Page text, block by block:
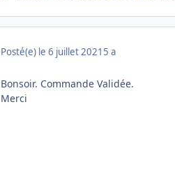
Posté(e) le 6 juillet 2021 5 a
Bonsoir. Commande Validée.
Merci